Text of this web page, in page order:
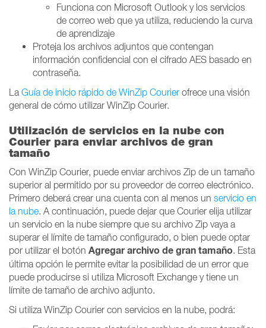
Funciona con Microsoft Outlook y los servicios
de correo web que ya utiliza, reduciendo la curva
de aprendizaje
Proteja los archivos adjuntos que contengan
información confidencial con el cifrado AES basado en
contraseña.
La Guía de inicio rápido de WinZip Courier ofrece una visión
general de cómo utilizar WinZip Courier.
Utilización de servicios en la nube con
Courier para enviar archivos de gran
tamaño
Con WinZip Courier, puede enviar archivos Zip de un tamaño
superior al permitido por su proveedor de correo electrónico.
Primero deberá crear una cuenta con al menos un servicio en
la nube. A continuación, puede dejar que Courier elija utilizar
un servicio en la nube siempre que su archivo Zip vaya a
superar el límite de tamaño configurado, o bien puede optar
por utilizar el botón Agregar archivo de gran tamaño. Esta
última opción le permite evitar la posibilidad de un error que
puede producirse si utiliza Microsoft Exchange y tiene un
límite de tamaño de archivo adjunto.
Si utiliza WinZip Courier con servicios en la nube, podrá: